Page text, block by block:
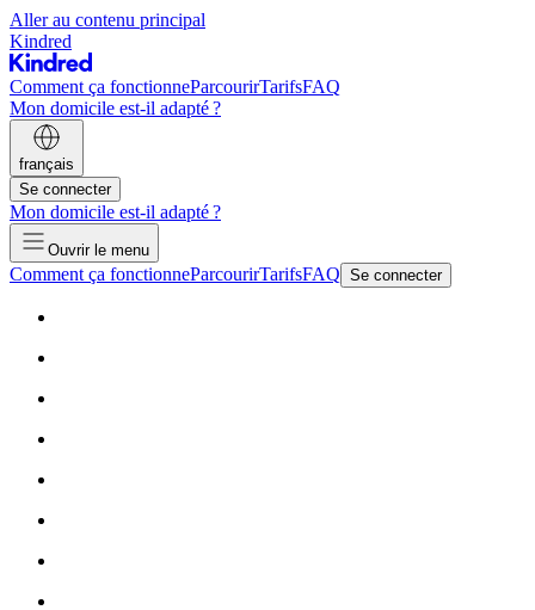
Aller au contenu principal
Kindred
Comment ça fonctionneParcourirTarifsFAQ
Mon domicile est-il adapté ?
français
Se connecter
Mon domicile est-il adapté ?
Ouvrir le menu
Comment ça fonctionneParcourirTarifsFAQ Se connecter